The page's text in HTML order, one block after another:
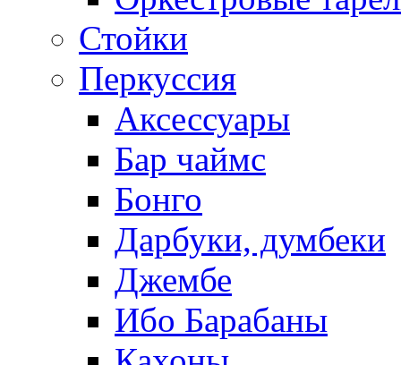
Стойки
Перкуссия
Аксессуары
Бар чаймс
Бонго
Дарбуки, думбеки
Джембе
Ибо Барабаны